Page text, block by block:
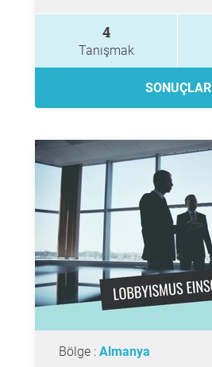
4
Tanışmak
SONUÇLAR
Bölge : Almanya